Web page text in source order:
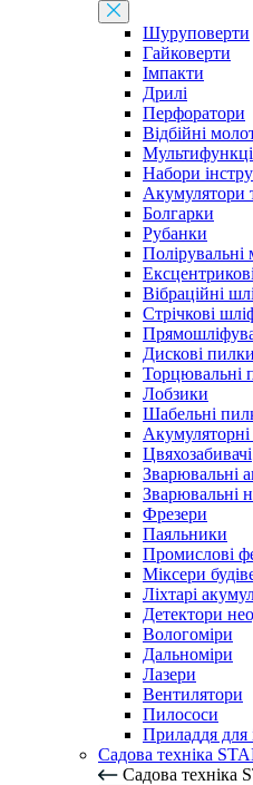
Шуруповерти
Гайковерти
Імпакти
Дрилі
Перфоратори
Відбійні
Набори
Акумулятори
Болгарки
Рубанки
Вібраційні
Стрічкові
Дискові пилки
Торцювальні
Лобзики
Шабельні
Цвяхозабивачі
Зварювальні
Зварювальні
Фрезери
Паяльники
Промислові
Міксери
Ліхтарі
Детектори
Вологоміри
Дальноміри
Лазери
Вентилятори
Пилососи
Приладдя для
Садова техніка
Садова техніка